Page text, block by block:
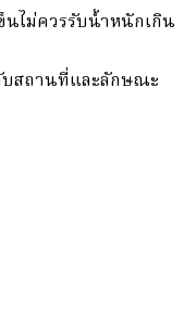
ไม่ควรรับน้ำหนักเกิน
บสถานที่และลักษณะ